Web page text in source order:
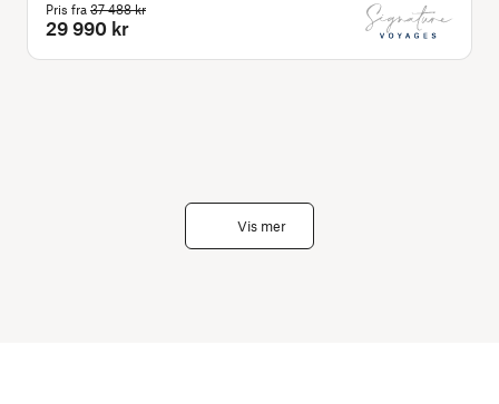
Pris fra 37 488 kr
29 990 kr
Vis mer